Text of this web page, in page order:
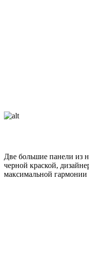
Две большие панели из
черной краской,
максимальной гармонии